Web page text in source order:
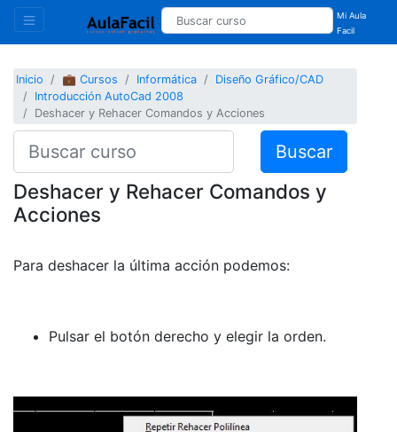
Mi Aula
Facil
Inicio 💼 Cursos Informática
Diseño Gráfico/CAD
Introducción AutoCad 2008
Deshacer y Rehacer Comandos y Acciones
Buscar
Deshacer y Rehacer Comandos y
Acciones
Para deshacer la última acción podemos:
Pulsar el botón derecho y elegir la orden.